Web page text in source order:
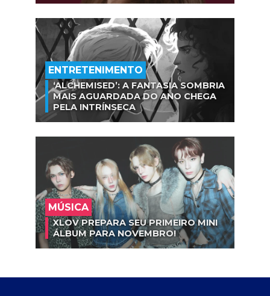
ENTRETENIMENTO
‘ALCHEMISED’: A FANTASIA SOMBRIA
MAIS AGUARDADA DO ANO CHEGA
PELA INTRÍNSECA
MÚSICA
XLOV PREPARA SEU PRIMEIRO MINI
ÁLBUM PARA NOVEMBRO!